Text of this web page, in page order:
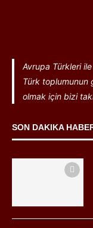
Avrupa Türkleri
Türk toplumunun
olmak için bizi
SON DAKIKA